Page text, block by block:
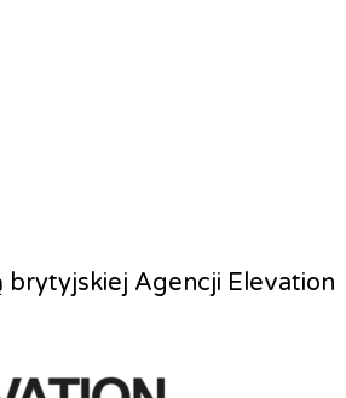
brytyjskiej Agencji Elevation